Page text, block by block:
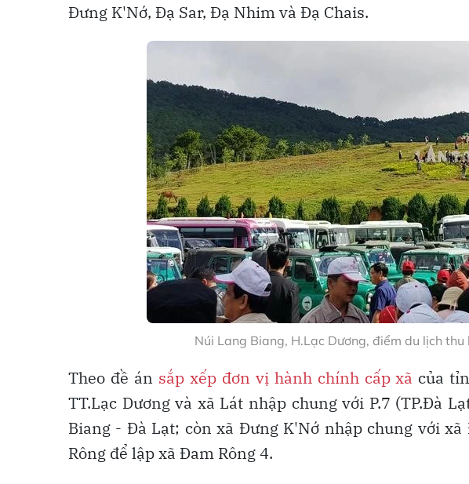
Đưng K'Nớ, Đạ Sar, Đạ Nhim và Đạ Chais.
Núi Lang Biang, H.Lạc Dương, điểm du lịch
Theo đề án sắp xếp đơn vị hành chính cấp xã của
TT.Lạc Dương và xã Lát nhập chung với P.7 (TP.Đà
Biang - Đà Lạt; còn xã Đưng K'Nớ nhập chung với
Rông để lập xã Đam Rông 4.